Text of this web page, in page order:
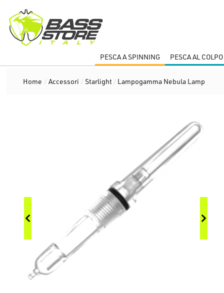
PESCA A SPINNING PESCA AL
Home / Accessori / Starlight / Lampogamma Nebula Lamp